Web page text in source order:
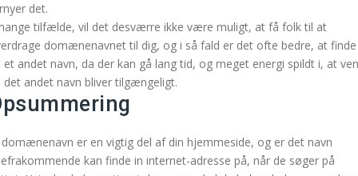
det.
tilfælde, vil det desværre ikke være muligt, at få folk til at
domænenavnet til dig, og i så fald er det ofte bedre, at finde
et andet navn, da der kan gå lang tid, og meget energi spildt i, at
det andet navn bliver tilgængeligt.
er en vigtig del af din hjemmeside, og er det navn
kan finde in internet-adresse på, når de søger på